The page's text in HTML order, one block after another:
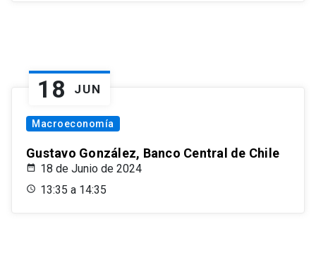
18 JUN
Macroeconomía
Gustavo González, Banco Central de Chile
18 de Junio de 2024
13:35 a 14:35